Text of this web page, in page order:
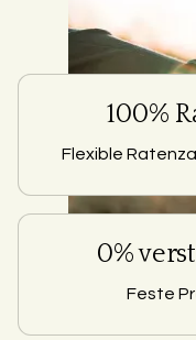
100%
Flexible
0%
Feste